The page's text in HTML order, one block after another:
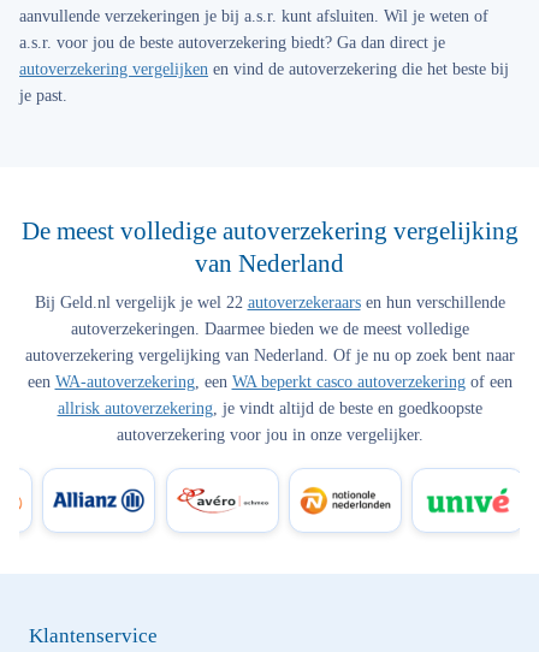
aanvullende verzekeringen je bij a.s.r. kunt afsluiten. Wil je weten of
a.s.r. voor jou de beste autoverzekering biedt? Ga dan direct je
autoverzekering vergelijken en vind de autoverzekering die het beste bij
je past.
De meest volledige autoverzekering vergelijking
van Nederland
Bij Geld.nl vergelijk je wel 22 autoverzekeraarsen hun verschillende
autoverzekeringen. Daarmee bieden we de meest volledige
autoverzekering vergelijking van Nederland. Of je nu op zoek bent naar
een WA-autoverzekering, een WA beperkt casco autoverzekeringof een
allrisk autoverzekering, je vindt altijd de beste en goedkoopste
autoverzekering voor jou in onze vergelijker.
Klantenservice